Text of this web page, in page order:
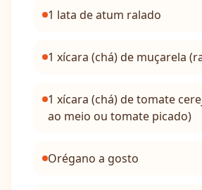
1 lata de atum ralado
1 xícara (chá) de muçarela
1 xícara (chá) de tomate
ao meio ou tomate picado)
Orégano a gosto